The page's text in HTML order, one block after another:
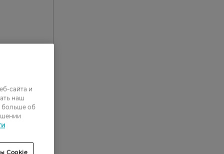
сайта и
наш
больше об
Cookie